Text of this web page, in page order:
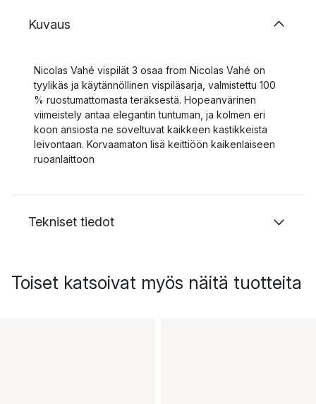
Kuvaus
Nicolas Vahé vispilät 3 osaa from Nicolas Vahé on
tyylikäs ja käytännöllinen vispiläsarja, valmistettu 100
% ruostumattomasta teräksestä. Hopeanvärinen
viimeistely antaa elegantin tuntuman, ja kolmen eri
koon ansiosta ne soveltuvat kaikkeen kastikkeista
leivontaan. Korvaamaton lisä keittiöön kaikenlaiseen
ruoanlaittoon
Tekniset tiedot
Toiset katsoivat myös näitä tuotteita